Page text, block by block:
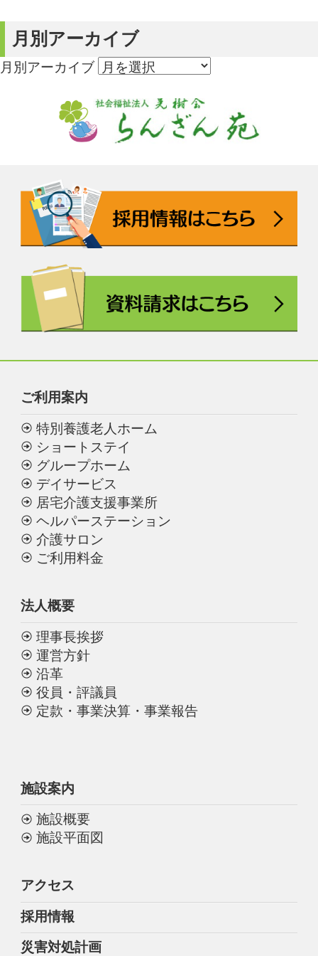
月別アーカイブ
月別アーカイブ
ご利用案内
特別養護老人ホーム
ショートステイ
グループホーム
デイサービス
居宅介護支援事業所
ヘルパーステーション
介護サロン
ご利用料金
法人概要
理事長挨拶
運営方針
沿革
役員・評議員
定款・事業決算・事業報告
施設案内
施設概要
施設平面図
アクセス
採用情報
災害対処計画